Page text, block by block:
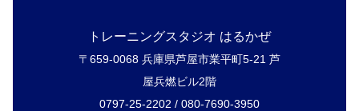
トレーニングスタジオ はるかぜ
〒659-0068 兵庫県芦屋市業平町5-21 芦
屋兵燃ビル2階
0797-25-2202 / 080-7690-3950